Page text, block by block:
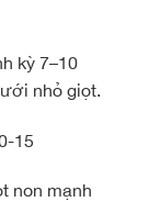
kỳ 7–10
nhỏ giọt.
15
non mạnh